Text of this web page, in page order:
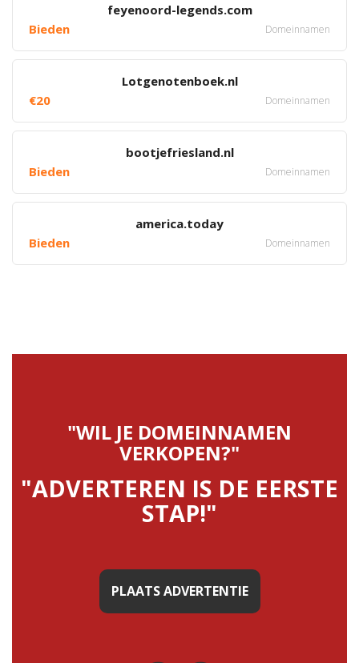
feyenoord-legends.com
Bieden
Domeinnamen
Lotgenotenboek.nl
€20
Domeinnamen
bootjefriesland.nl
Bieden
Domeinnamen
america.today
Bieden
Domeinnamen
"WIL JE DOMEINNAMEN
VERKOPEN?"
"ADVERTEREN IS DE EERSTE
STAP!"
PLAATS ADVERTENTIE